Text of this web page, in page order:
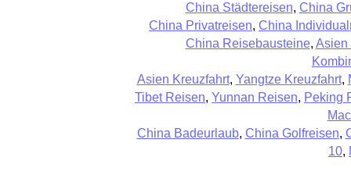
China Städtereisen, China
China Privatreisen, China
China Reisebausteine, Asien
Asien Kreuzfahrt, Yangtze Kreuzfahrt,
Tibet Reisen, Yunnan Reisen, Peking
China Badeurlaub, China Golfreisen,
10,